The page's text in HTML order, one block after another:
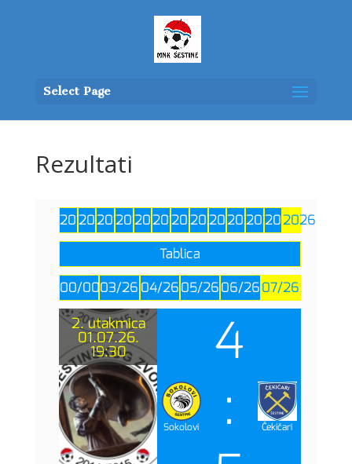
Select Page
Rezultati